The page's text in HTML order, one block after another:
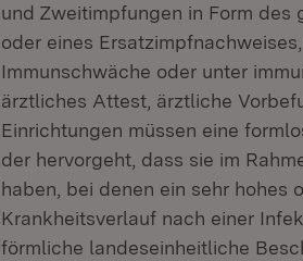
und Zweitimpfungen in Form
oder eines
Immunschwäche oder unter
ärztliches Attest, ärztliche
Einrichtungen müssen eine
der hervorgeht, dass sie im
haben, bei denen ein sehr hohes
Krankheitsverlauf nach einer
förmliche landeseinheitliche